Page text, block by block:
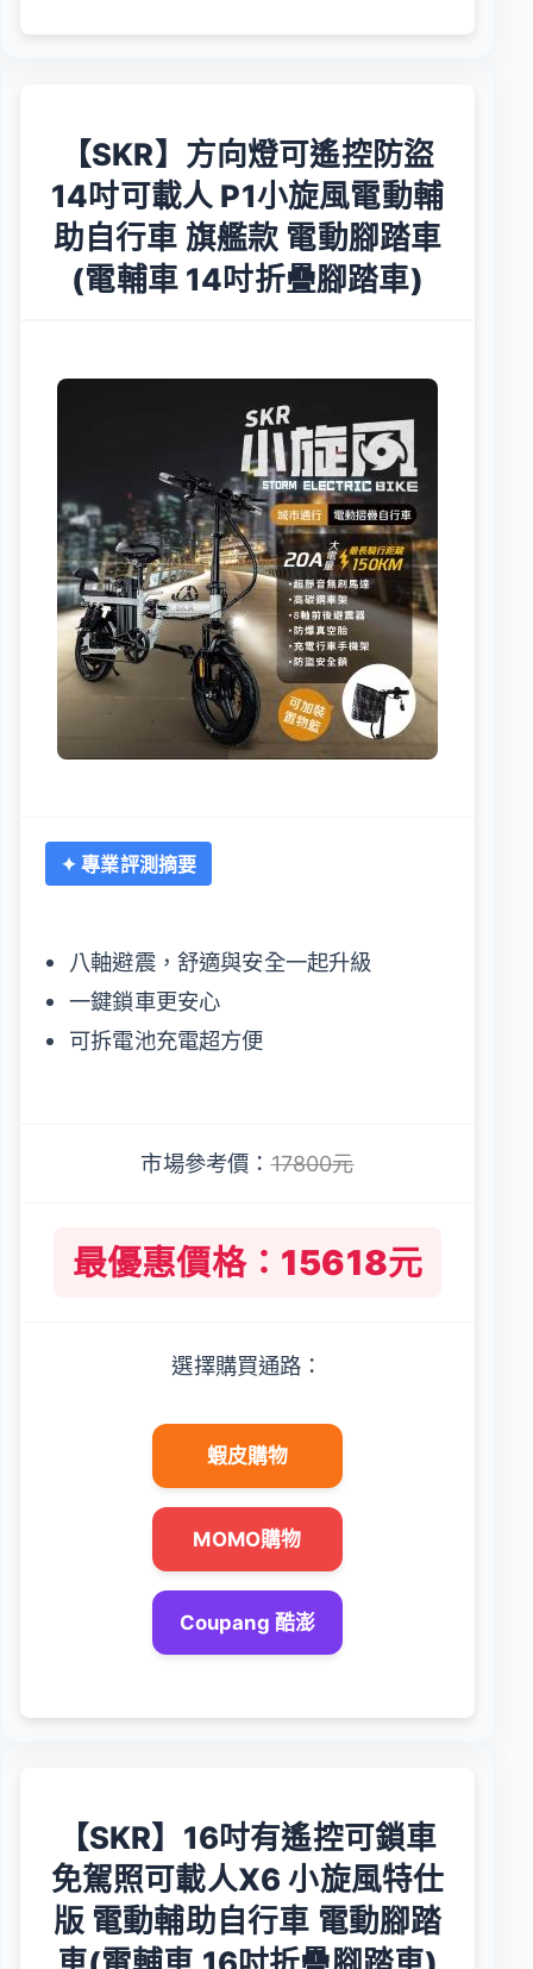
【SKR】方向燈可遙控防盜
14吋可載人 P1小旋風電動輔
助自行車 旗艦款 電動腳踏車
(電輔車 14吋折疊腳踏車)
✦ 專業評測摘要
八軸避震，舒適與安全一起升級
一鍵鎖車更安心
可拆電池充電超方便
市場參考價：17800元
最優惠價格：15618元
選擇購買通路：
蝦皮購物
MOMO購物
Coupang 酷澎
【SKR】16吋有遙控可鎖車
免駕照可載人X6 小旋風特仕
版 電動輔助自行車 電動腳踏